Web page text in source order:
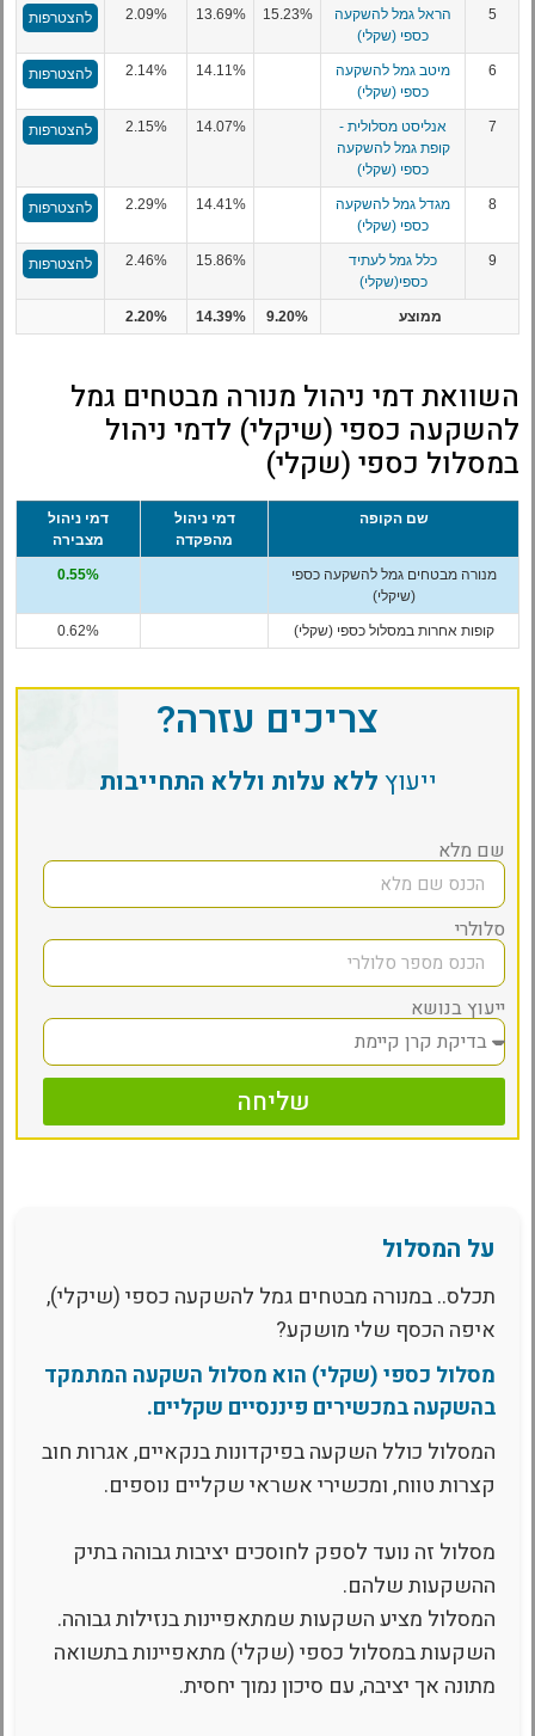
5
הראל גמל להשקעה
כספי (שקלי)
15.23%
13.69%
2.09% להצטרפות
6
מיטב גמל להשקעה
כספי (שקלי)
14.11%
2.14% להצטרפות
7
אנליסט מסלולית -
קופת גמל להשקעה
כספי (שקלי)
14.07%
2.15% להצטרפות
8
מגדל גמל להשקעה
כספי (שקלי)
14.41%
2.29% להצטרפות
9
כלל גמל לעתיד
כספי(שקלי)
15.86%
2.46% להצטרפות
ממוצע 9.20%
14.39%
2.20%
השוואת דמי ניהול מנורה מבטחים גמל
להשקעה כספי (שיקלי) לדמי ניהול
במסלול כספי (שקלי)
שם הקופה
דמי ניהול
מהפקדה
דמי ניהול
מצבירה
מנורה מבטחים גמל להשקעה כספי
(שיקלי)
0.55%
קופות אחרות במסלול כספי (שקלי) 0.62%
צריכים עזרה?
ייעוץללא עלות וללא התחייבות
שם מלא
סלולרי
ייעוץ בנושא
שליחה
על המסלול
תכלס.. במנורה מבטחים גמל להשקעה כספי (שיקלי),
איפה הכסף שלי מושקע?
מסלול כספי (שקלי) הוא מסלול השקעה המתמקד
בהשקעה במכשירים פיננסיים שקליים.
המסלול כולל השקעה בפיקדונות בנקאיים, אגרות חוב
קצרות טווח, ומכשירי אשראי שקליים נוספים.
מסלול זה נועד לספק לחוסכים יציבות גבוהה בתיק
ההשקעות שלהם.
המסלול מציע השקעות שמתאפיינות בנזילות גבוהה.
השקעות במסלול כספי (שקלי) מתאפיינות בתשואה
מתונה אך יציבה, עם סיכון נמוך יחסית.